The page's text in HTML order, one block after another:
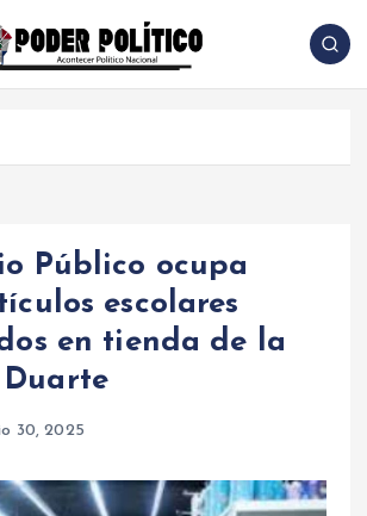
Politico Nacional
Público ocupa
escolares
en tienda de la
30, 2025